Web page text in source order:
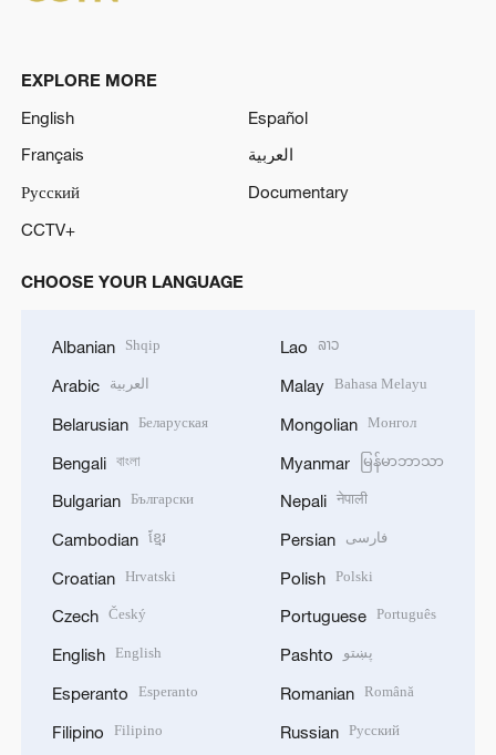
EXPLORE MORE
English
Español
Français
العربية
Русский
Documentary
CCTV+
CHOOSE YOUR LANGUAGE
Albanian Shqip
Arabic العربية
Belarusian Беларуская
Bengali বাংলা
Bulgarian Български
Cambodian ខ្មែរ
Croatian Hrvatski
Czech Český
English English
Esperanto Esperanto
Filipino Filipino
Lao ລາວ
Malay Bahasa Melayu
Mongolian Монгол
Myanmar မြန်မာဘာသာ
Nepali नेपाली
Persian فارسی
Polish Polski
Portuguese Português
Pashto پښتو
Romanian Română
Russian Русский